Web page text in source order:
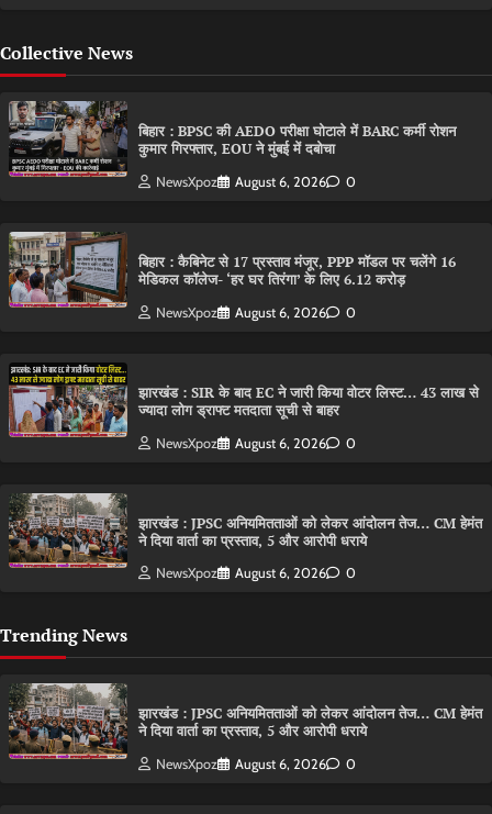
Collective News
बिहार : BPSC की AEDO परीक्षा घोटाले में BARC कर्मी रोशन
कुमार गिरफ्तार, EOU ने मुंबई में दबोचा
NewsXpoz August 6, 2026 0
बिहार : कैबिनेट से 17 प्रस्ताव मंजूर, PPP मॉडल पर चलेंगे 16
मेडिकल कॉलेज- ‘हर घर तिरंगा’ के लिए 6.12 करोड़
NewsXpoz August 6, 2026 0
झारखंड : SIR के बाद EC ने जारी किया वोटर लिस्ट… 43 लाख से
ज्यादा लोग ड्राफ्ट मतदाता सूची से बाहर
NewsXpoz August 6, 2026 0
झारखंड : JPSC अनियमितताओं को लेकर आंदोलन तेज… CM हेमंत
ने दिया वार्ता का प्रस्ताव, 5 और आरोपी धराये
NewsXpoz August 6, 2026 0
Trending News
झारखंड : JPSC अनियमितताओं को लेकर आंदोलन तेज… CM हेमंत
ने दिया वार्ता का प्रस्ताव, 5 और आरोपी धराये
NewsXpoz August 6, 2026 0